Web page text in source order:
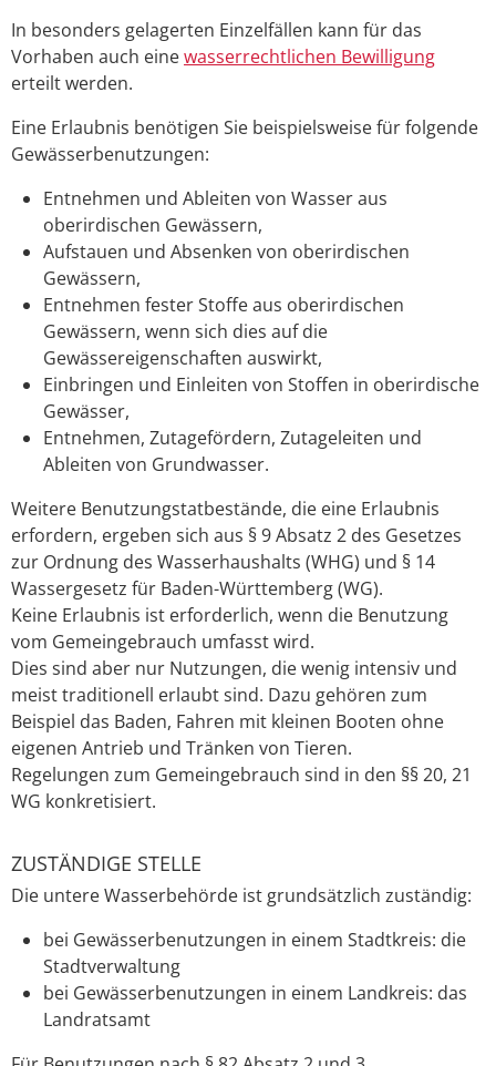
In besonders gelagerten Einzelfällen kann für das
Vorhaben auch einewasserrechtlichen Bewilligung
erteilt werden.
Eine Erlaubnis benötigen Sie beispielsweise für folgende
Gewässerbenutzungen:
Entnehmen und Ableiten von Wasser aus
oberirdischen Gewässern,
Aufstauen und Absenken von oberirdischen
Gewässern,
Entnehmen fester Stoffe aus oberirdischen
Gewässern, wenn sich dies auf die
Gewässereigenschaften auswirkt,
Einbringen und Einleiten von Stoffen in oberirdische
Gewässer,
Entnehmen, Zutagefördern, Zutageleiten und
Ableiten von Grundwasser.
Weitere Benutzungstatbestände, die eine Erlaubnis
erfordern, ergeben sich aus § 9 Absatz 2 des Gesetzes
zur Ordnung des Wasserhaushalts (WHG) und § 14
Wassergesetz für Baden-Württemberg (WG).
Keine Erlaubnis ist erforderlich, wenn die Benutzung
vom Gemeingebrauch umfasst wird.
Dies sind aber nur Nutzungen, die wenig intensiv und
meist traditionell erlaubt sind. Dazu gehören zum
Beispiel das Baden, Fahren mit kleinen Booten ohne
eigenen Antrieb und Tränken von Tieren.
Regelungen zum Gemeingebrauch sind in den §§ 20, 21
WG konkretisiert.
ZUSTÄNDIGE STELLE
Die untere Wasserbehörde ist grundsätzlich zuständig:
bei Gewässerbenutzungen in einem Stadtkreis: die
Stadtverwaltung
bei Gewässerbenutzungen in einem Landkreis: das
Landratsamt